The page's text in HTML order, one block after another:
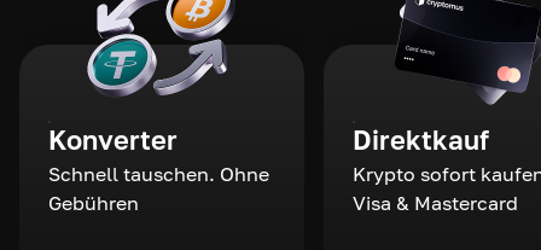
Konverter
Schnell tauschen. Ohne
Gebühren
Direktkauf
Krypto sofort
Visa & Mastercard